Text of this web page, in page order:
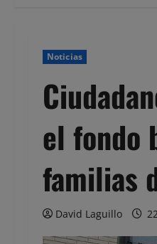
Noticias
el fondo
familias
David Laguillo